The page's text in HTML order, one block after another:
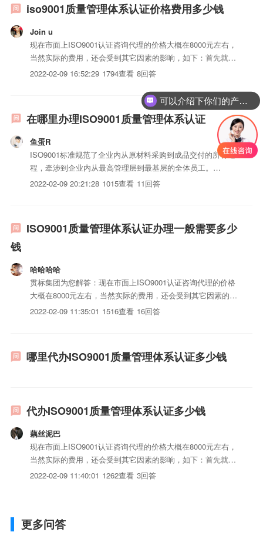
iso9001质量管理体系认证价格费用多少钱
Join u
现在市面上ISO9001认证咨询代理的价格大概在8000元左右，
当然实际的费用，还会受到其它因素的影响，如下：首先就是
人员的数量，认证公司在进行认证的时候需要根据公司人员数
长，这也意味着认证机构的审计成本越高，自然价格越高。按
2022-02-09 16:52:29 1794查看 8回答
在哪里办理ISO9001质量管理体系认证
鱼蛋R
ISO9001标准规范了企业内从原材料采购到成品交付的所有过
程，牵涉到企业内从最高管理层到最基层的全体员工。
ISO9001质量管理体系实际上是国外企业的最低标准。具体步
2022-02-09 20:21:28 1015查看 11回答
ISO9001质量管理体系认证办理一般需要多少
钱
哈哈哈哈
贯标集团为您解答：现在市面上ISO9001认证咨询代理的价格
大概在8000元左右，当然实际的费用，还会受到其它因素的影
响，如下：首先就是人员的数量，认证公司在进行认证的时候
2022-02-09 11:35:01 1516查看 16回答
哪里代办ISO9001质量管理体系认证多少钱
代办ISO9001质量管理体系认证多少钱
藕丝泥巴
现在市面上ISO9001认证咨询代理的价格大概在8000元左右，
当然实际的费用，还会受到其它因素的影响，如下：首先就是
人员的数量，认证公司在进行认证的时候需要根据公司人员数
2022-02-09 11:40:01 1262查看 3回答
更多问答
可以介绍下你们的产品么？